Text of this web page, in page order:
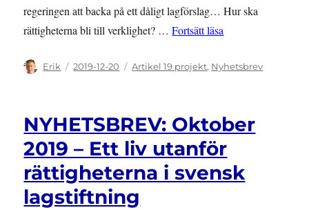
regeringen att backa på ett dåligt lagförslag… Hur ska
rättigheterna bli till verklighet? …Fortsätt läsa
Författare
Erik
Publicerat
2019-12-20 Kategorier
Artikel 19 projekt, Nyhetsbrev
NYHETSBREV: Oktober
2019 – Ett liv utanför
rättigheterna i svensk
lagstiftning